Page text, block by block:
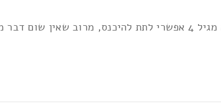
החדר הכי מזעזע שנתקלתי בו, והייתי בהרבה רמת ״פחד״, כניסה מגיל 4